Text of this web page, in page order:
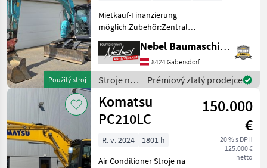
Použitý stroj
Mietkauf-Finanzierung
möglich.Zubehör:Zentralschmierung,
600mm 1000mm
1Böschungslöffel 2000mm.
Stroje na stavbu Pásový
báger
Nebel Baumaschinen
8424 Gabersdorf
Stroje na
stavbu /
Kobelco
Prémiový zlatý prodejce
Komatsu
PC210LC
150.000
€
20 % s DPH
125.000 €
netto
R. v. 2024
1801 h
Air Conditioner Stroje na